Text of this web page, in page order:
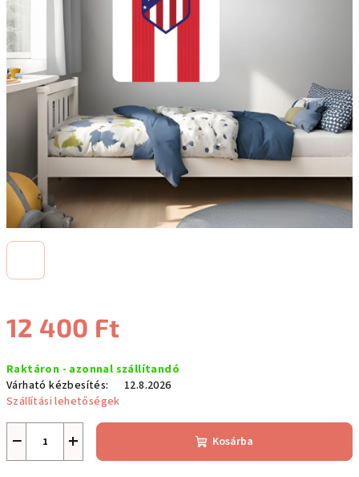
12 400 Ft
Raktáron - azonnal szállítandó
Várható kézbesítés:
12.8.2026
Szállítási lehetőségek
+
− Kosárba